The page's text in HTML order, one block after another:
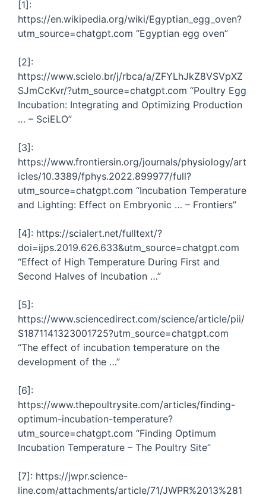
[1]:
https://en.wikipedia.org/wiki/Egyptian_egg_oven?
utm_source=chatgpt.com “Egyptian egg oven”
[2]:
https://www.scielo.br/j/rbca/a/ZFYLhJkZ8VSVpXZ
SJmCcKvr/?utm_source=chatgpt.com “Poultry Egg
Incubation: Integrating and Optimizing Production
… – SciELO”
[3]:
https://www.frontiersin.org/journals/physiology/art
icles/10.3389/fphys.2022.899977/full?
utm_source=chatgpt.com “Incubation Temperature
and Lighting: Effect on Embryonic … – Frontiers”
[4]: https://scialert.net/fulltext/?
doi=ijps.2019.626.633&utm_source=chatgpt.com
“Effect of High Temperature During First and
Second Halves of Incubation …”
[5]:
https://www.sciencedirect.com/science/article/pii/
S1871141323001725?utm_source=chatgpt.com
“The effect of incubation temperature on the
development of the …”
[6]:
https://www.thepoultrysite.com/articles/finding-
optimum-incubation-temperature?
utm_source=chatgpt.com “Finding Optimum
Incubation Temperature – The Poultry Site”
[7]: https://jwpr.science-
line.com/attachments/article/71/JWPR%2013%281